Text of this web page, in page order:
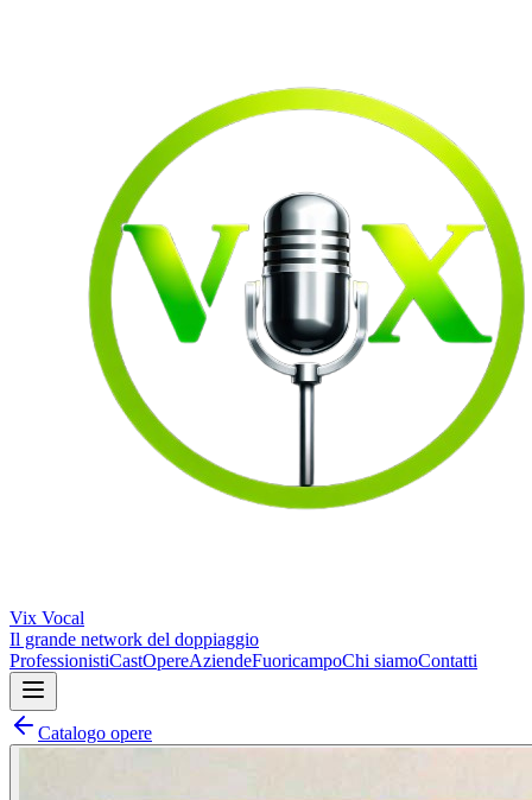
Vix Vocal
Il grande network del doppiaggio
ProfessionistiCastOpereAziendeFuoricampoChi siamoContatti
Catalogo opere